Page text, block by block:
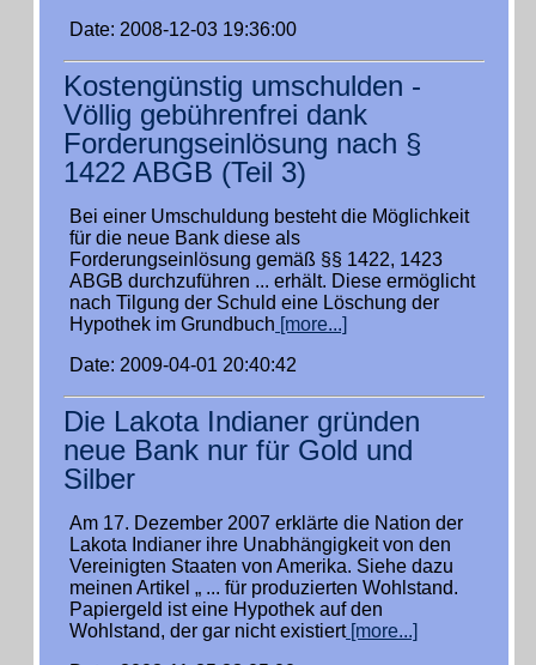
Date: 2008-12-03 19:36:00
Kostengünstig umschulden -
Völlig gebührenfrei dank
Forderungseinlösung nach §
1422 ABGB (Teil 3)
Bei einer Umschuldung besteht die Möglichkeit
für die neue Bank diese als
Forderungseinlösung gemäß §§ 1422, 1423
ABGB durchzuführen ... erhält. Diese ermöglicht
nach Tilgung der Schuld eine Löschung der
Hypothek im Grundbuch [more...]
Date: 2009-04-01 20:40:42
Die Lakota Indianer gründen
neue Bank nur für Gold und
Silber
Am 17. Dezember 2007 erklärte die Nation der
Lakota Indianer ihre Unabhängigkeit von den
Vereinigten Staaten von Amerika. Siehe dazu
meinen Artikel „ ... für produzierten Wohlstand.
Papiergeld ist eine Hypothek auf den
Wohlstand, der gar nicht existiert[more...]